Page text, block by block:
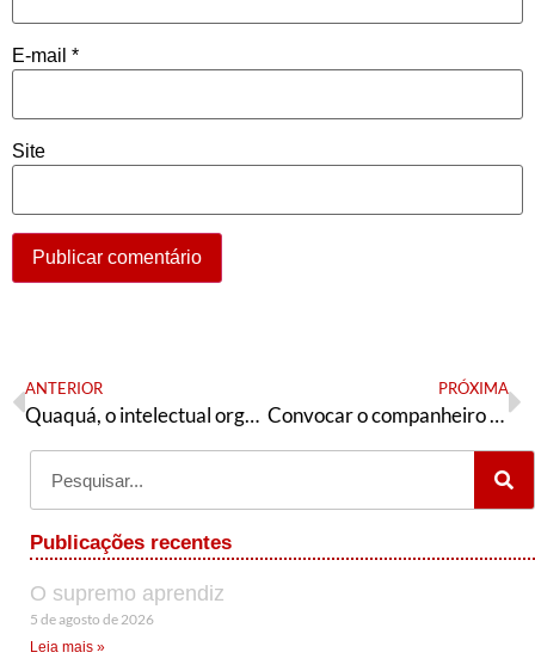
E-mail *
Site
ANTERIOR
Quaquá, o intelectual orgânico
PRÓXIMA
Convocar o companheiro Haddad para ser nosso candidato
Publicações recentes
O supremo aprendiz
5 de agosto de 2026
Leia mais »